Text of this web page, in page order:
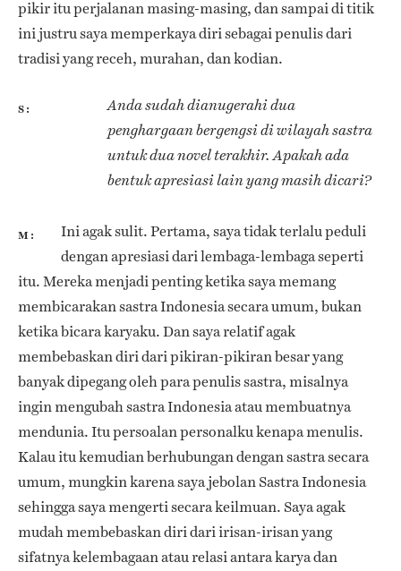
pikir itu perjalanan masing-masing, dan sampai di titik
ini justru saya memperkaya diri sebagai penulis dari
tradisi yang receh, murahan, dan kodian.
S
Anda sudah dianugerahi dua
penghargaan bergengsi di wilayah sastra
untuk dua novel terakhir. Apakah ada
bentuk apresiasi lain yang masih dicari?
M
Ini agak sulit. Pertama, saya tidak terlalu peduli
dengan apresiasi dari lembaga-lembaga seperti
itu. Mereka menjadi penting ketika saya memang
membicarakan sastra Indonesia secara umum, bukan
ketika bicara karyaku. Dan saya relatif agak
membebaskan diri dari pikiran-pikiran besar yang
banyak dipegang oleh para penulis sastra, misalnya
ingin mengubah sastra Indonesia atau membuatnya
mendunia. Itu persoalan personalku kenapa menulis.
Kalau itu kemudian berhubungan dengan sastra secara
umum, mungkin karena saya jebolan Sastra Indonesia
sehingga saya mengerti secara keilmuan. Saya agak
mudah membebaskan diri dari irisan-irisan yang
sifatnya kelembagaan atau relasi antara karya dan